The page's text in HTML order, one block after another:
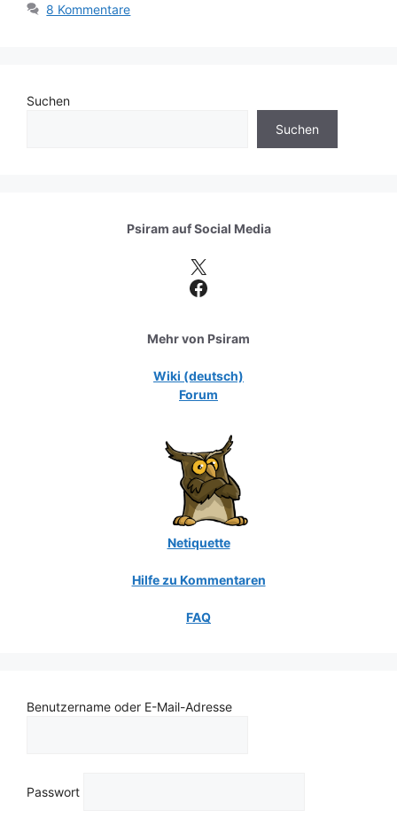
8 Kommentare
Suchen
Suchen
Psiram aufSocial Media
X
Facebook
Mehr von Psiram
Wiki (deutsch)
Forum
Netiquette
Hilfe zu Kommentaren
FAQ
Benutzername oder E-Mail-Adresse
Passwort